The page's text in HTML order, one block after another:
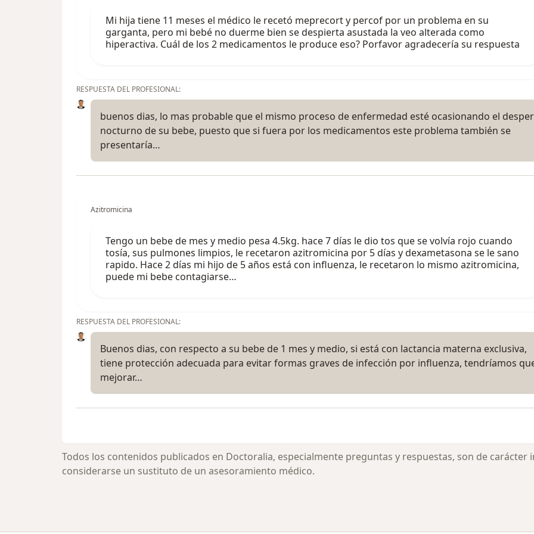
Mi hija tiene 11 meses el médico le recetó meprecort y percof por un problema en su
garganta, pero mi bebé no duerme bien se despierta asustada la veo alterada como
hiperactiva. Cuál de los 2 medicamentos le produce eso? Porfavor agradecería su respuesta
RESPUESTA DEL PROFESIONAL:
buenos dias, lo mas probable que el mismo proceso de enfermedad esté ocasionando el
nocturno de su bebe, puesto que si fuera por los medicamentos este problema también se
presentaría…
Azitromicina
Tengo un bebe de mes y medio pesa 4.5kg. hace 7 días le dio tos que se volvía rojo cuando
tosía, sus pulmones limpios, le recetaron azitromicina por 5 días y dexametasona se le sano
rapido. Hace 2 días mi hijo de 5 años está con influenza, le recetaron lo mismo azitromicina,
puede mi bebe contagiarse…
RESPUESTA DEL PROFESIONAL:
Buenos dias, con respecto a su bebe de 1 mes y medio, si está con lactancia materna exclusiva,
tiene protección adecuada para evitar formas graves de infección por influenza, tendríamos
mejorar…
Todos los contenidos publicados en Doctoralia, especialmente preguntas y respuestas, son de
considerarse un sustituto de un asesoramiento médico.